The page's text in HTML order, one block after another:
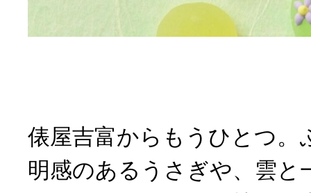
俵屋吉富からもうひとつ。
明感のあるうさぎや、雲と